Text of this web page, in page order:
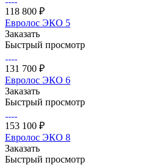
118 800 ₽
Евролос ЭКО 5
Заказать
Быстрый просмотр
131 700 ₽
Евролос ЭКО 6
Заказать
Быстрый просмотр
153 100 ₽
Евролос ЭКО 8
Заказать
Быстрый просмотр